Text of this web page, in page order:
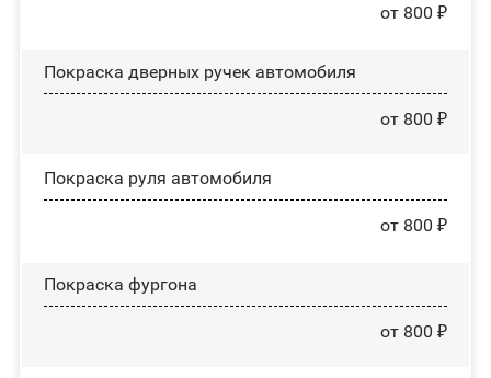
от 800 ₽
Покраска дверных ручек автомобиля
от 800 ₽
Покраска руля автомобиля
от 800 ₽
Покраска фургона
от 800 ₽